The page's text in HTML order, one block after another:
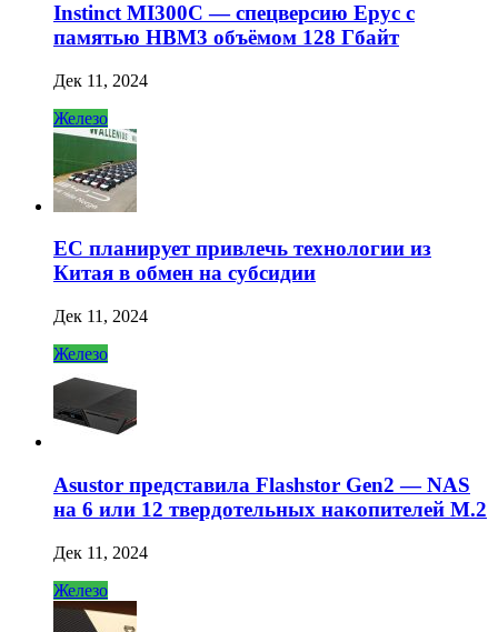
Instinct MI300C — спецверсию Epyc с
памятью HBM3 объёмом 128 Гбайт
Дек 11, 2024
Железо
ЕС планирует привлечь технологии из
Китая в обмен на субсидии
Дек 11, 2024
Железо
Asustor представила Flashstor Gen2 — NAS
на 6 или 12 твердотельных накопителей M.2
Дек 11, 2024
Железо